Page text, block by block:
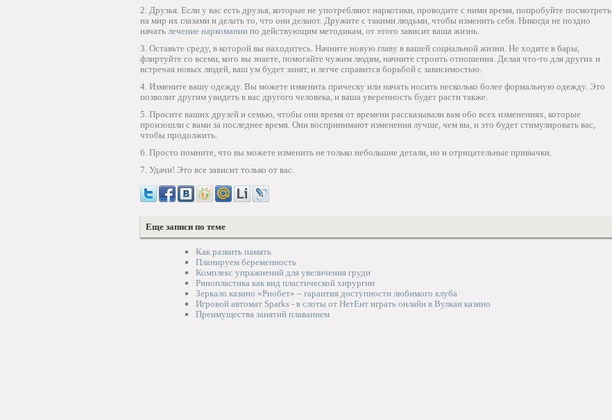
2. Друзья. Если у вас есть друзья, которые не употребляют наркотики, проводите с ними время, попробуйте посмотреть
на мир их глазами и делать то, что они делают. Дружите с такими людьми, чтобы изменить себя. Никогда не поздно
начать лечение наркомании по действующим методикам, от этого зависит ваша жизнь.
3. Оставьте среду, в которой вы находитесь. Начните новую главу в вашей социальной жизни. Не ходите в бары,
флиртуйте со всеми, кого вы знаете, помогайте чужим людям, начните строить отношения. Делая что-то для других и
встречая новых людей, ваш ум будет занят, и легче справится борьбой с зависимостью.
4. Измените вашу одежду. Вы можете изменить прическу или начать носить несколько более формальную одежду. Это
позволит другим увидеть в вас другого человека, и ваша уверенность будет расти также.
5. Просите ваших друзей и семью, чтобы они время от времени рассказывали вам обо всех изменениях, которые
произошли с вами за последнее время. Они воспринимают изменения лучше, чем вы, и это будет стимулировать вас,
чтобы продолжить.
6. Просто помните, что вы можете изменить не только небольшие детали, но и отрицательные привычки.
7. Удачи! Это все зависит только от вас.
Еще записи по теме
Как развить память
Планируем беременность
Комплекс упражнений для увеличения груди
Ринопластика как вид пластической хирургии
Зеркало казино «Риобет» – гарантия доступности любимого клуба
Игровой автомат Sparks - в слоты от НетЕнт играть онлайн в Вулкан казино
Преимущества занятий плаванием